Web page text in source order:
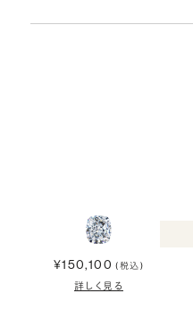
¥150,100 (税込)
詳しく見る